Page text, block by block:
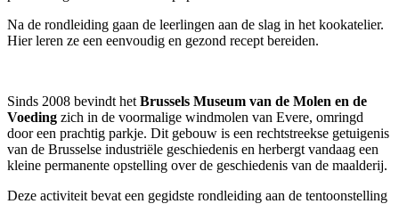
Na de rondleiding gaan de leerlingen aan de slag in het kookatelier.
Hier leren ze een eenvoudig en gezond recept bereiden.
Sinds 2008 bevindt het Brussels Museum van de Molen en de
Voeding zich in de voormalige windmolen van Evere, omringd
door een prachtig parkje. Dit gebouw is een rechtstreekse getuigenis
van de Brusselse industriële geschiedenis en herbergt vandaag een
kleine permanente opstelling over de geschiedenis van de maalderij.
Deze activiteit bevat een gegidste rondleiding aan de tentoonstelling